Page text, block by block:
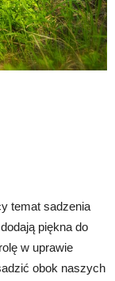
temat sadzenia
piękna do
w uprawie
obok naszych